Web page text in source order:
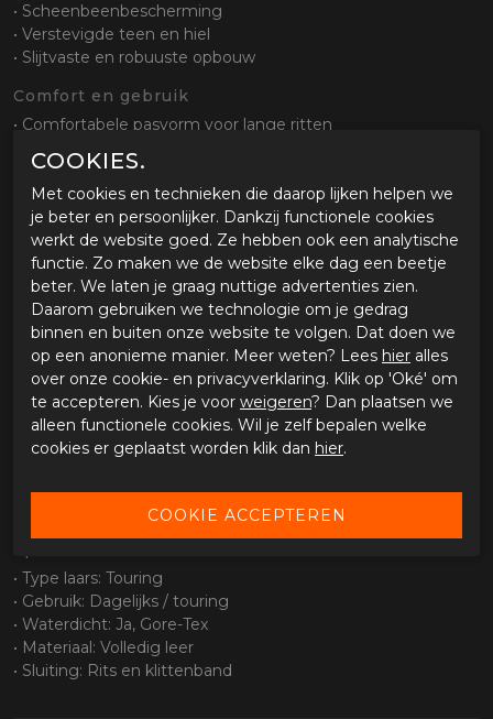
• Scheenbeenbescherming
• Verstevigde teen en hiel
• Slijtvaste en robuuste opbouw
Comfort en gebruik
• Comfortabele pasvorm voor lange ritten
• Tijdloos ontwerp met hoog draagcomfort
Sluiting en pasvorm
• Ritssluiting met klittenband afdekking
• Eenvoudig aan en uit te trekken
• Goede aansluiting rond enkel en kuit
Zool en grip
• Slijtvaste rubberen zool
• Goede grip op verschillende ondergronden
• Stabiel bij stilstand
Waterdichtheid
• 100% waterdicht
• Ademend voor optimaal comfort
• Type laars: Touring
• Gebruik: Dagelijks / touring
• Waterdicht: Ja, Gore-Tex
• Materiaal: Volledig leer
• Sluiting: Rits en klittenband
COOKIES.
Met cookies en technieken die daarop lijken helpen we
je beter en persoonlijker. Dankzij functionele cookies
werkt de website goed. Ze hebben ook een analytische
functie. Zo maken we de website elke dag een beetje
beter. We laten je graag nuttige advertenties zien.
Daarom gebruiken we technologie om je gedrag
binnen en buiten onze website te volgen. Dat doen we
op een anonieme manier. Meer weten? Lees hier alles
over onze cookie- en privacyverklaring. Klik op 'Oké' om
te accepteren. Kies je voor weigeren? Dan plaatsen we
alleen functionele cookies. Wil je zelf bepalen welke
cookies er geplaatst worden klik dan hier.